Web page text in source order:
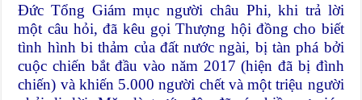
Đức Tổng Giám mục người châu Phi, khi trả lời
một câu hỏi, đã kêu gọi Thượng hội đồng cho biết
tình hình bi thảm của đất nước ngài, bị tàn phá bởi
cuộc chiến bắt đầu vào năm 2017 (hiện đã bị đình
chiến) và khiến 5.000 người chết và một triệu người